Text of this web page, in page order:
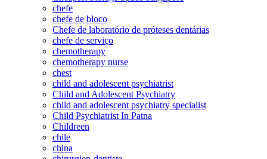
chefe
chefe de bloco
Chefe de laboratório de próteses dentárias
chefe de serviço
chemotherapy
chemotherapy nurse
chest
child and adolescent psychiatrist
Child and Adolescent Psychiatry
child and adolescent psychiatry specialist
Child Psychiatrist In Patna
Childreen
chile
china